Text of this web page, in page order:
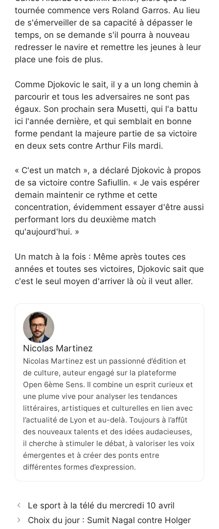
tournée commence vers Roland Garros. Au lieu
de s'émerveiller de sa capacité à dépasser le
temps, on se demande s'il pourra à nouveau
redresser le navire et remettre les jeunes à leur
place une fois de plus.
Comme Djokovic le sait, il y a un long chemin à
parcourir et tous les adversaires ne sont pas
égaux. Son prochain sera Musetti, qui l'a battu
ici l'année dernière, et qui semblait en bonne
forme pendant la majeure partie de sa victoire
en deux sets contre Arthur Fils mardi.
« C'est un match », a déclaré Djokovic à propos
de sa victoire contre Safiullin. « Je vais espérer
demain maintenir ce rythme et cette
concentration, évidemment essayer d'être aussi
performant lors du deuxième match
qu'aujourd'hui. »
Un match à la fois : Même après toutes ces
années et toutes ses victoires, Djokovic sait que
c'est le seul moyen d'arriver là où il veut aller.
Nicolas Martinez
Nicolas Martinez est un passionné d’édition et
de culture, auteur engagé sur la plateforme
Open 6ème Sens. Il combine un esprit curieux et
une plume vive pour analyser les tendances
littéraires, artistiques et culturelles en lien avec
l’actualité de Lyon et au-delà. Toujours à l’affût
des nouveaux talents et des idées audacieuses,
il cherche à stimuler le débat, à valoriser les voix
émergentes et à créer des ponts entre
différentes formes d’expression.
Le sport à la télé du mercredi 10 avril
Choix du jour : Sumit Nagal contre Holger